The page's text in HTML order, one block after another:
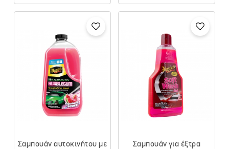
Σαμπουάν αυτοκινήτου με
Σαμπουάν για έξτρα